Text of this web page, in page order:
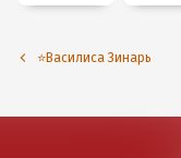
⭐️Василиса Зинарь